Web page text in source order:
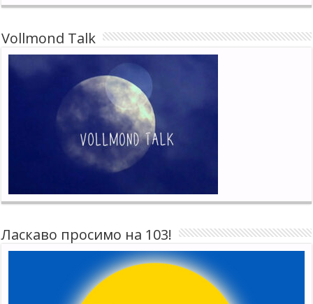
Vollmond Talk
Ласкаво просимо на 103!